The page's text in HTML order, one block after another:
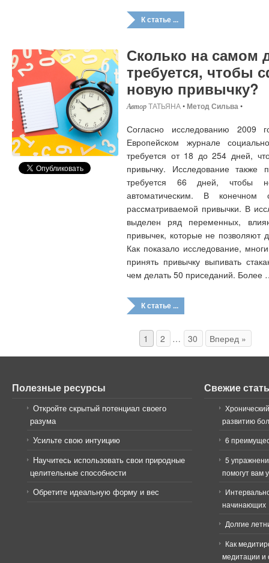
К статье ...
Сколько на самом
требуется, чтобы
новую привычку?
ТАТЬЯНА•Метод Сильва•
Согласно исследованию 2009
Европейском журнале
требуется от 18 до 254 дней,
привычку. Исследование также
требуется 66 дней, чтобы
автоматическим. В конечном
рассматриваемой привычки. В
выделен ряд переменных,
привычек, которые не позволяют
Как показало исследование,
принять привычку выпивать
чем делать 50 приседаний. Более
К статье ...
1 2 … 30 Вперед »
Полезные ресурсы
Откройте скрытый потенциал своего
разума
Усильте свою интуицию
Научитесь использовать свои природные
целительные способности
Обретите идеальную форму и вес
Свежие
развитию
6
5
помогут вам
начинающих
Долгие
Как
медитации и